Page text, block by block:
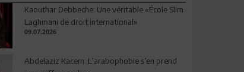
Kaouthar Debbeche: Une véritable «École Slim
Laghmani de droit international»
09.07.2026
Abdelaziz Kacem: L’arabophobie s’en prend